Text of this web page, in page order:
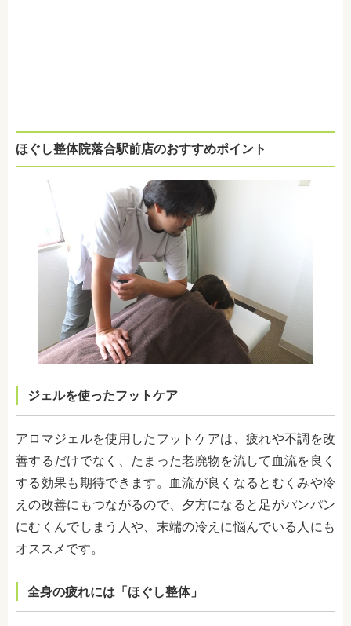
ほぐし整体院落合駅前店のおすすめポイント
ジェルを使ったフットケア
アロマジェルを使用したフットケアは、疲れや不調を改
善するだけでなく、たまった老廃物を流して血流を良く
する効果も期待できます。血流が良くなるとむくみや冷
えの改善にもつながるので、夕方になると足がパンパン
にむくんでしまう人や、末端の冷えに悩んでいる人にも
オススメです。
全身の疲れには「ほぐし整体」